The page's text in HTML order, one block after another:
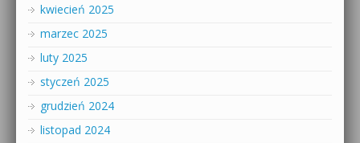
kwiecień 2025
marzec 2025
luty 2025
styczeń 2025
grudzień 2024
listopad 2024